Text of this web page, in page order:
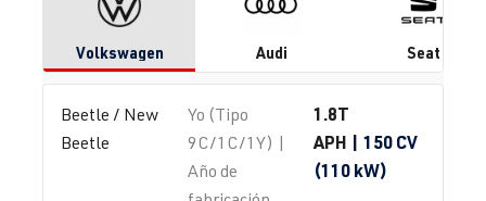
Volkswagen Audi Seat
Beetle / New
Beetle
Yo (Tipo
9C/1C/1Y) |
Año de
1.8T
APH | 150 CV
(110 kW)